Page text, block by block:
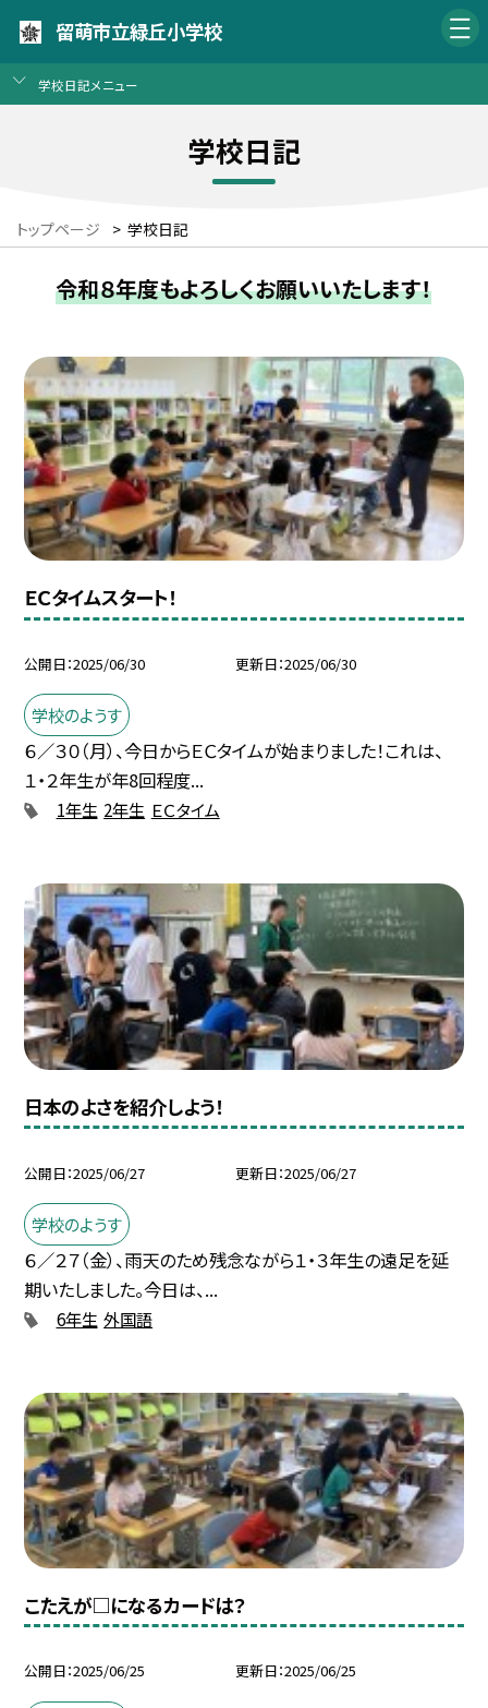
留萌市立緑丘小学校
学校日記メニュー
学校日記
トップページ > 学校日記
令和８年度もよろしくお願いいたします！
ＥＣタイムスタート！
公開日 2025/06/30 更新日 2025/06/30
学校のようす
６／３０（月）、今日からＥＣタイムが始まりました！これは、
１・２年生が年8回程度...
1年生 2年生 ＥＣタイム
日本のよさを紹介しよう！
公開日 2025/06/27 更新日 2025/06/27
学校のようす
６／２７（金）、雨天のため残念ながら１・３年生の遠足を延
期いたしました。今日は、...
6年生 外国語
こたえが□になるカードは？
公開日 2025/06/25 更新日 2025/06/25